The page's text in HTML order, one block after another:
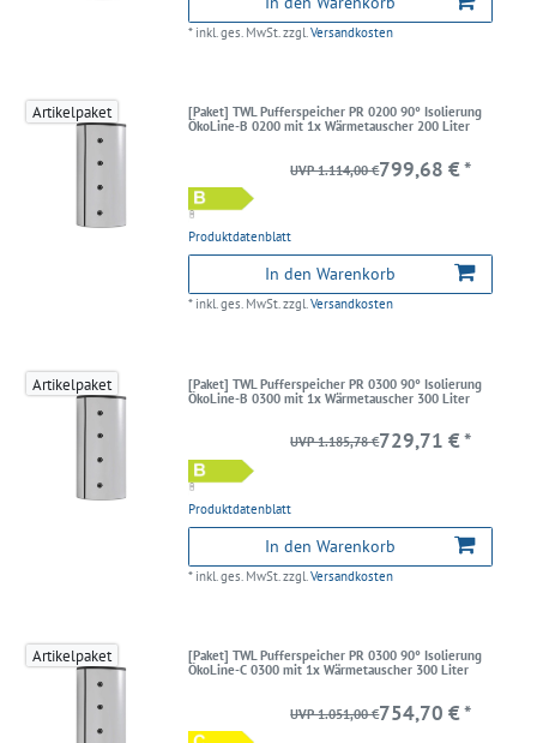
* inkl. ges. MwSt.zzgl.Versandkosten
Artikelpaket
[Paket] TWL Pufferspeicher PR 0200 90° Isolierung
ÖkoLine-B 0200 mit 1x Wärmetauscher 200 Liter
Produktdatenblatt
UVP 1.114,00 €799,68 € *
In den Warenkorb
* inkl. ges. MwSt.zzgl.Versandkosten
Artikelpaket
[Paket] TWL Pufferspeicher PR 0300 90° Isolierung
ÖkoLine-B 0300 mit 1x Wärmetauscher 300 Liter
Produktdatenblatt
UVP 1.185,78 €729,71 € *
In den Warenkorb
* inkl. ges. MwSt. zzgl.Versandkosten
Artikelpaket
[Paket] TWL Pufferspeicher PR 0300 90° Isolierung
ÖkoLine-C 0300 mit 1x Wärmetauscher 300 Liter
UVP 1.051,00 €754,70 € *